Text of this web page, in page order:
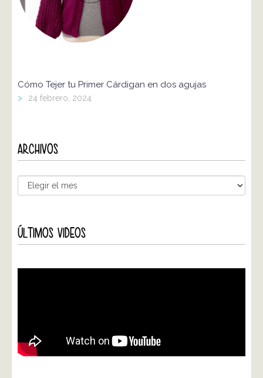
Cómo Tejer tu Primer Cárdigan en dos agujas
> 24 febrero, 2024
ARCHIVOS
ÚLTIMOS VIDEOS